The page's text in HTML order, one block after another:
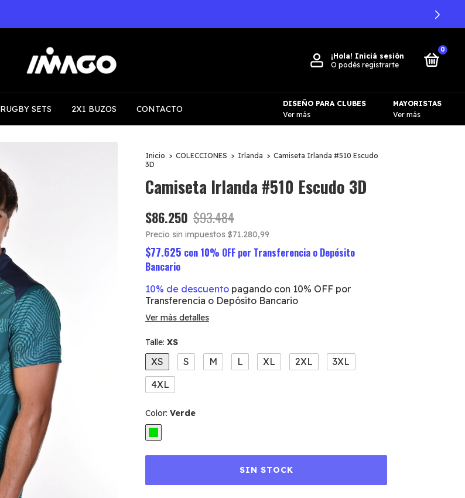
¡Hola! Iniciá sesión
O podés registrarte
0
RUGBY SETS 2X1 BUZOS CONTACTO
DISEÑO PARA CLUBES
Ver más
MAYORISTAS
Ver más
Inicio > COLECCIONES > Irlanda > Camiseta Irlanda #510 Escudo
3D
Camiseta Irlanda #510 Escudo 3D
$86.250 $93.484
Precio sin impuestos $71.280,99
$77.625 con 10% OFF por Transferencia o Depósito
Bancario
10% de descuento pagando con 10% OFF por
Transferencia o Depósito Bancario
Ver más detalles
Talle: XS
XS S M L XL 2XL
3XL
4XL
Color: Verde